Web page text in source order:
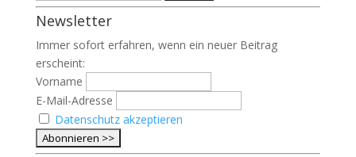
nach:
Newsletter
Immer sofort erfahren, wenn ein neuer Beitrag
erscheint:
Vorname
E-Mail-Adresse
Datenschutz akzeptieren